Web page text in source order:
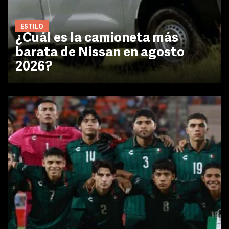
ESTILO
¿Cuál es la camioneta más
barata de Nissan en agosto
2026?